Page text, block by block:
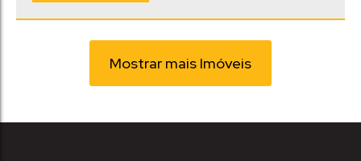
Mostrar mais Imóveis